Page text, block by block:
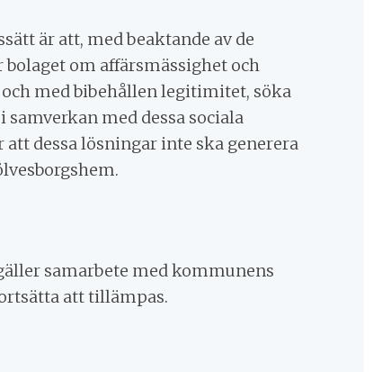
är att, med beaktande av de
om affärsmässighet och
med bibehållen legitimitet, söka
med dessa sociala
dessa lösningar inte ska generera
samarbete med kommunens
att tillämpas.